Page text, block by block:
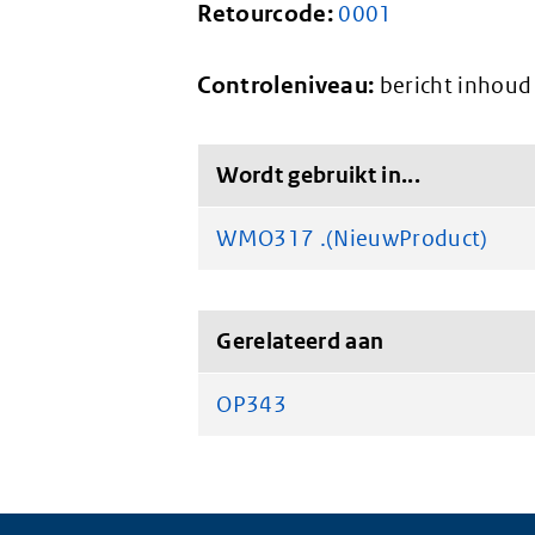
Retourcode: 0001
Controleniveau: bericht inhoud
Wordt gebruikt in...
WMO317 .(NieuwProduct)
Gerelateerd aan
OP343